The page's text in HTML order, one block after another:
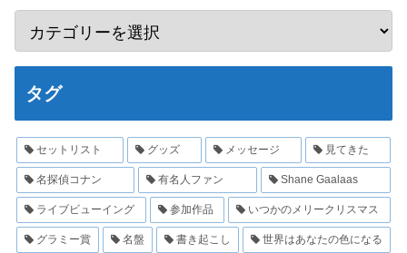
タグ
セットリスト グッズ メッセージ 見てきた
名探偵コナン 有名人ファン Shane Gaalaas
ライブビューイング 参加作品 いつかのメリークリスマス
グラミー賞 名盤 書き起こし 世界はあなたの色になる